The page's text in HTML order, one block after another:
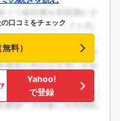
口コミをチェック
料）
Yahoo!
で登録